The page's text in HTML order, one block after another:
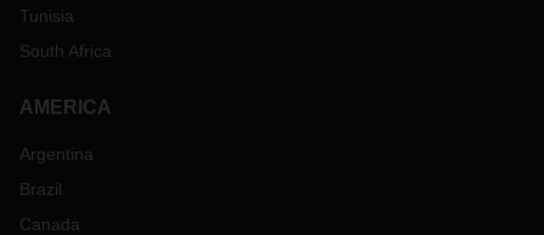
Tunisia
South Africa
AMERICA
Argentina
Brazil
Canada